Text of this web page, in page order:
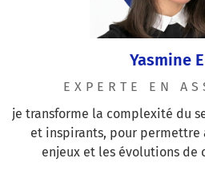
Yasmine
EXPERTE EN
je transforme la complexité du
et inspirants, pour permettre
enjeux et les évolutions de